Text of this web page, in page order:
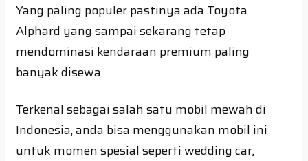
Yang paling populer pastinya ada Toyota
Alphard yang sampai sekarang tetap
mendominasi kendaraan premium paling
banyak disewa.
Terkenal sebagai salah satu mobil mewah di
Indonesia, anda bisa menggunakan mobil ini
untuk momen spesial seperti wedding car,